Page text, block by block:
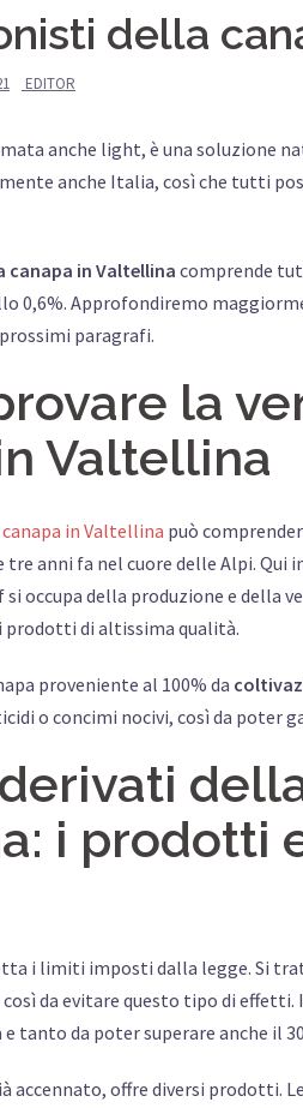
della
EDITOR
anche light, è una soluzione
anche Italia, così che tutti
canapa in Valtellina comprende
0,6%. Approfondiremo
paragrafi.
la
Valtellina
in Valtellina può
tre anni fa nel cuore delle Alpi.
occupa della produzione e della
di altissima qualità.
proveniente al 100% da
o concimi nocivi, così da poter
i prodotti
i limiti imposti dalla legge. Si
da evitare questo tipo di effetti.
tanto da poter superare anche il
accennato, offre diversi prodotti.